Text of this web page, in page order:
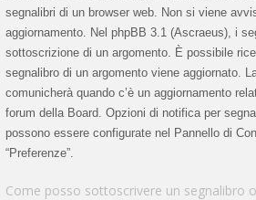
segnalibri di un browser web. Non si viene
aggiornamento. Nel phpBB 3.1 (Ascraeus), i
sottoscrizione di un argomento. È possibile
segnalibro di un argomento viene aggiornato.
comunicherà quando c’è un aggiornamento
forum della Board. Opzioni di notifica per
possono essere configurate nel Pannello di
“Preferenze”.
Come posso sottoscrivere un segnalibro